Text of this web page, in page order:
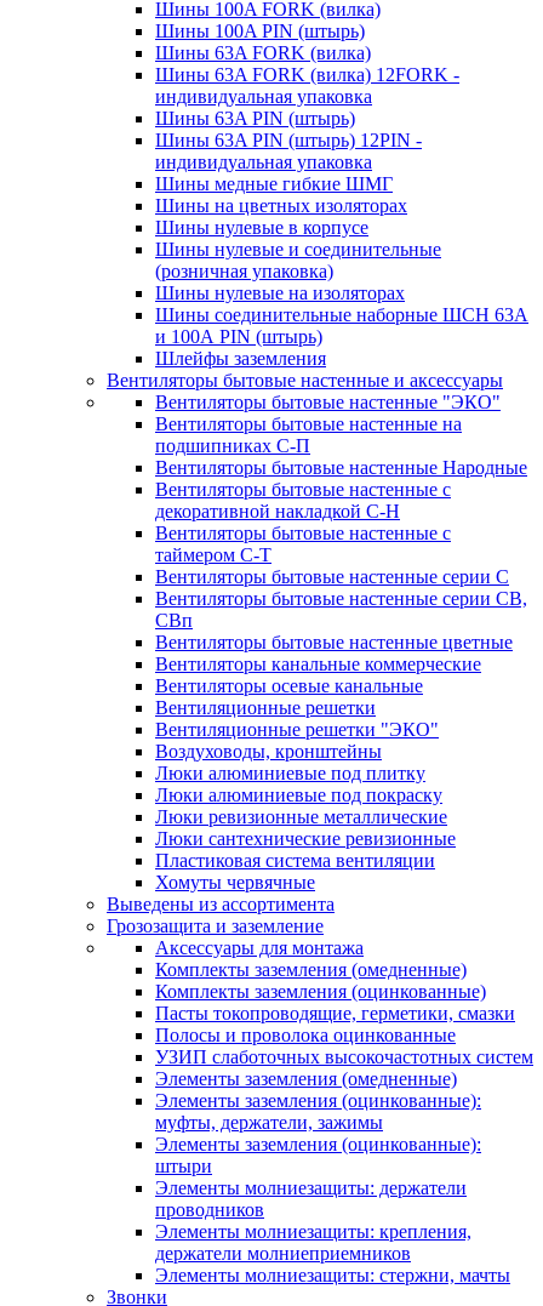
Шины 100A FORK (вилка)
Шины 100A PIN (штырь)
Шины 63A FORK (вилка)
Шины 63A FORK (вилка) 12FORK -
индивидуальная упаковка
Шины 63A PIN (штырь)
Шины 63A PIN (штырь) 12PIN -
индивидуальная упаковка
Шины медные гибкие ШМГ
Шины на цветных изоляторах
Шины нулевые в корпусе
Шины нулевые и соединительные
(розничная упаковка)
Шины нулевые на изоляторах
Шины соединительные наборные ШСН 63A
и 100А PIN (штырь)
Шлейфы заземления
Вентиляторы бытовые настенные и аксессуары
Вентиляторы бытовые настенные "ЭКО"
Вентиляторы бытовые настенные на
подшипниках С-П
Вентиляторы бытовые настенные Народные
Вентиляторы бытовые настенные с
декоративной накладкой С-Н
Вентиляторы бытовые настенные с
таймером С-Т
Вентиляторы бытовые настенные серии С
Вентиляторы бытовые настенные серии СВ,
СВп
Вентиляторы бытовые настенные цветные
Вентиляторы канальные коммерческие
Вентиляторы осевые канальные
Вентиляционные решетки
Вентиляционные решетки "ЭКО"
Воздуховоды, кронштейны
Люки алюминиевые под плитку
Люки алюминиевые под покраску
Люки ревизионные металлические
Люки сантехнические ревизионные
Пластиковая система вентиляции
Хомуты червячные
Выведены из ассортимента
Грозозащита и заземление
Аксессуары для монтажа
Комплекты заземления (омедненные)
Комплекты заземления (оцинкованные)
Пасты токопроводящие, герметики, смазки
Полосы и проволока оцинкованные
УЗИП слаботочных высокочастотных систем
Элементы заземления (омедненные)
Элементы заземления (оцинкованные):
муфты, держатели, зажимы
Элементы заземления (оцинкованные):
штыри
Элементы молниезащиты: держатели
проводников
Элементы молниезащиты: крепления,
держатели молниеприемников
Элементы молниезащиты: стержни, мачты
Звонки